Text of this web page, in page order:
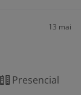
13 mai
Presencial